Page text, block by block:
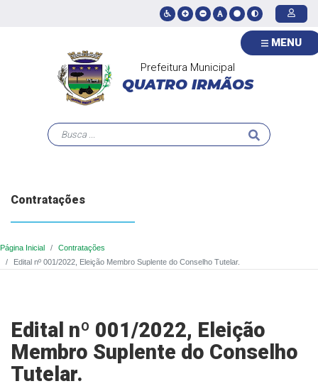
Prefeitura Municipal
QUATRO IRMÃOS
MENU
Contratações
Página Inicial
Contratações
Edital nº 001/2022, Eleição Membro Suplente do Conselho Tutelar.
Edital nº 001/2022, Eleição
Membro Suplente do Conselho
Tutelar.